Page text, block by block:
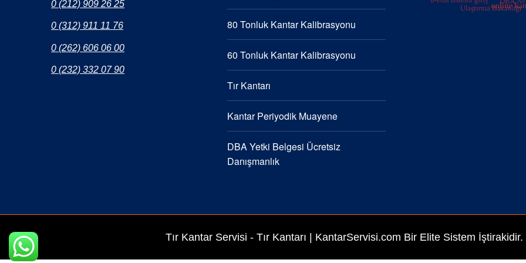
0 (312) 911 11 76
0 (262) 606 06 00
0 (232) 332 07 90
80 Tonluk Kantar Kalibrasyonu
60 Tonluk Kantar Kalibrasyonu
Tır Kantarı
Kantar Periyodik Muayene
DBA Yetki Belgesi Ücretsiz
Danışmanlık
Tır Kantar Servisi - Tır Kantarı | KantarServisi.com Bir Elite Sistem İştirakidir.